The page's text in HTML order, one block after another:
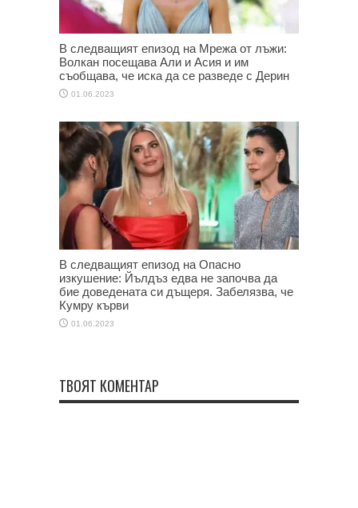
В следващият епизод на Мрежа от лъжи:
Волкан посещава Али и Асия и им
съобщава, че иска да се разведе с Дерин
01.06.2023
В следващият епизод на Опасно
изкушение: Йълдъз едва не започва да
бие доведената си дъщеря. Забелязва, че
Кумру кърви
01.06.2023
ТВОЯТ КОМЕНТАР